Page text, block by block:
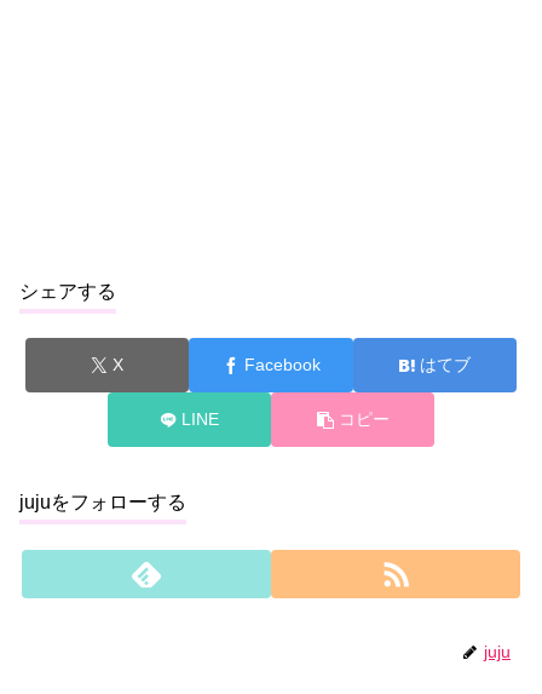
シェアする
X Facebook はてブ
LINE コピー
jujuをフォローする
juju